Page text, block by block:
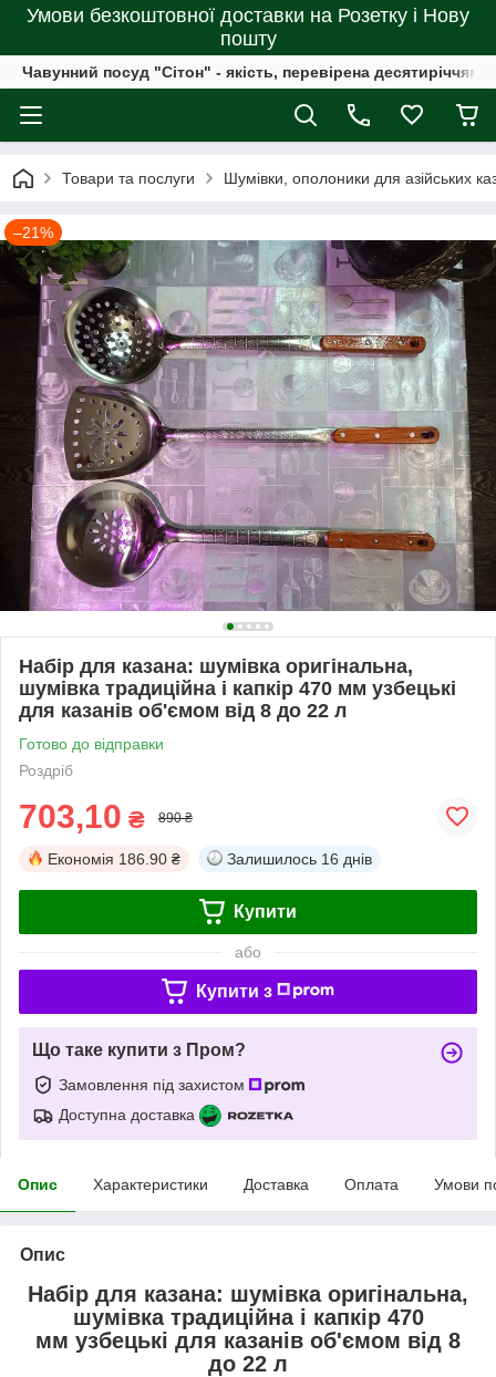
Умови безкоштовної доставки на Розетку і Нову
пошту
Чавунний посуд "Сітон" - якість, перевірена десятиріччями
Товари та послуги Шумівки, ополоники для азійських
–21%
Набір для казана: шумівка оригінальна,
шумівка традиційна і капкір 470 мм узбецькі
для казанів об'ємом від 8 до 22 л
Готово до відправки
Роздріб
703,10 ₴ 890 ₴
Економія 186.90 ₴ Залишилось 16 днів
Купити
або
Купити з
Що таке купити з Пром?
Замовлення під захистом
Доступна доставка
Опис Характеристики Доставка Оплата Умови
Опис
Набір для казана: шумівка оригінальна,
шумівка традиційна і капкір 470
мм узбецькі для казанів об'ємом від 8
до 22 л